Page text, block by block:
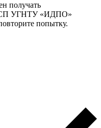
получать
УГНТУ «ИДПО»
попытку.